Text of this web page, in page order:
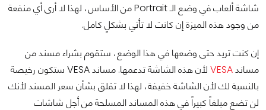
شاشة ألعاب في وضع الـ Portrait من الأساس، لهذا لا أرى أي منفعة
من وجود هذه الميزة إن كانت لا تأتي بشكلٍ كامل.
إن كنت تريد حتى وضعها في هذا الوضع، ستقوم بشراء مسند من
مساندVESA
لأن هذه الشاشة تدعمها. مساند VESA ستكون رخيصة
بالنسبة لك لأن الشاشة خفيفة، لهذا لا تقلق بشأن سعر المسند لأنك
لن تضع مبلغاً كبيراً في هذه المساند المسلحة من أجل شاشات